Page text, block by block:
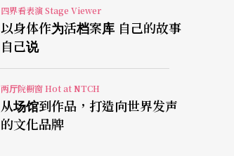
四界看表演 Stage Viewer
以身体作为活档案库 自己的故事
自己说
两厅院橱窗 Hot at NTCH
从场馆到作品，打造向世界发声
的文化品牌